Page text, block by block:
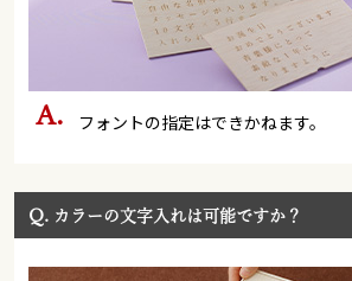
フォントの指定はできかねます。
Q. カラーの文字入れは可能ですか？